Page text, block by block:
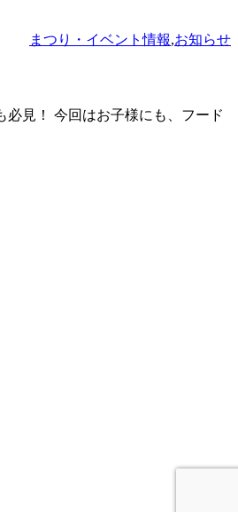
まつり・イベント情報,お知らせ
見！ 今回はお子様にも、フード